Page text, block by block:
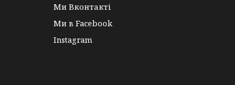
Ми Вконтакті
Ми в Facebook
Instagram